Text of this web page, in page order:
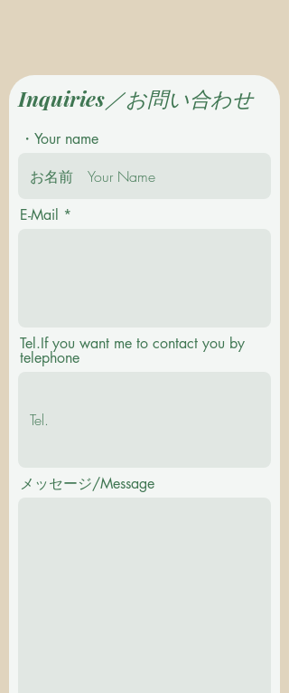
Inquiries／お問い合わせ
・Your name
E-Mail
Tel.If you want me to contact you by
telephone
メッセージ/Message